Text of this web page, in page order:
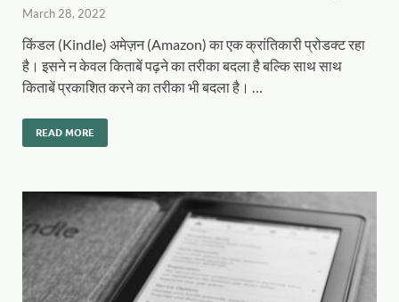
March 28, 2022
किंडल (Kindle) अमेज़न (Amazon) का एक क्रांतिकारी प्रोडक्ट रहा
है। इसने न केवल किताबें पढ़ने का तरीका बदला है बल्कि साथ साथ
किताबें प्रकाशित करने का तरीका भी बदला है। …
READ MORE